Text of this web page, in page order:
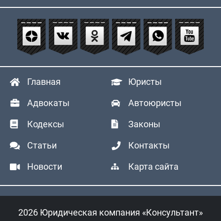
Главная Юристы
Адвокаты Автоюристы
Кодексы Законы
Статьи Контакты
Новости Карта сайта
2026 Юридическая компания «Консультант»